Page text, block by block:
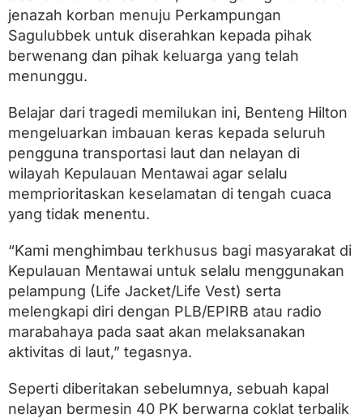
n
g
a
n
a
jenazah korban menuju Perkampungan
Sagulubbek untuk diserahkan kepada pihak
berwenang dan pihak keluarga yang telah
menunggu.
Belajar dari tragedi memilukan ini, Benteng Hilton
mengeluarkan imbauan keras kepada seluruh
pengguna transportasi laut dan nelayan di
wilayah Kepulauan Mentawai agar selalu
memprioritaskan keselamatan di tengah cuaca
yang tidak menentu.
“Kami menghimbau terkhusus bagi masyarakat di
Kepulauan Mentawai untuk selalu menggunakan
pelampung (Life Jacket/Life Vest) serta
melengkapi diri dengan PLB/EPIRB atau radio
marabahaya pada saat akan melaksanakan
aktivitas di laut,” tegasnya.
Seperti diberitakan sebelumnya, sebuah kapal
nelayan bermesin 40 PK berwarna coklat terbalik